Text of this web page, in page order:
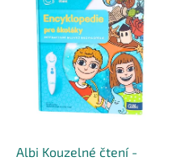
Albi Kouzelné čtení -